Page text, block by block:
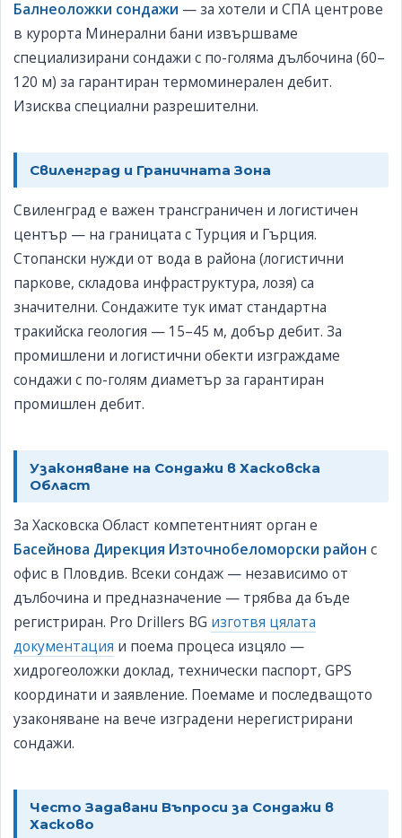
Балнеоложки сондажи — за хотели и СПА центрове
в курорта Минерални бани извършваме
специализирани сондажи с по-голяма дълбочина (60–
120 м) за гарантиран термоминерален дебит.
Изисква специални разрешителни.
Свиленград и Граничната Зона
Свиленград е важен трансграничен и логистичен
център — на границата с Турция и Гърция.
Стопански нужди от вода в района (логистични
паркове, складова инфраструктура, лозя) са
значителни. Сондажите тук имат стандартна
тракийска геология — 15–45 м, добър дебит. За
промишлени и логистични обекти изграждаме
сондажи с по-голям диаметър за гарантиран
промишлен дебит.
Узаконяване на Сондажи в Хасковска
Област
За Хасковска Област компетентният орган е
Басейнова Дирекция Източнобеломорски район с
офис в Пловдив. Всеки сондаж — независимо от
дълбочина и предназначение — трябва да бъде
регистриран. Pro Drillers BG изготвя цялата
документация и поема процеса изцяло —
хидрогеоложки доклад, технически паспорт, GPS
координати и заявление. Поемаме и последващото
узаконяване на вече изградени нерегистрирани
сондажи.
Често Задавани Въпроси за Сондажи в
Хасково